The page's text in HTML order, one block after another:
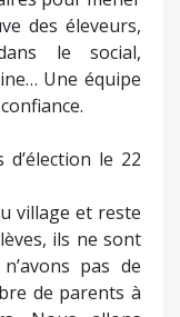
des éleveurs,
le social,
Une équipe
le 22
village et reste
ils ne sont
pas de
de parents à